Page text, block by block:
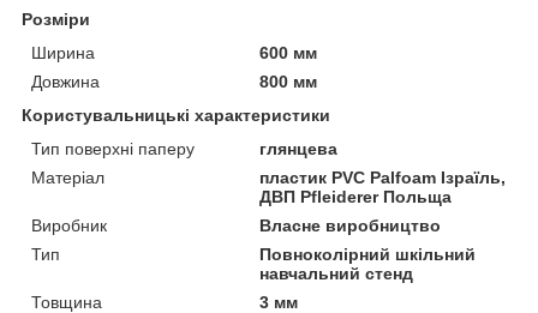
Розміри
Ширина
600 мм
Довжина
800 мм
Користувальницькі характеристики
Тип поверхні паперу
глянцева
Матеріал
пластик PVC Palfoam Ізраїль,
ДВП Pfleiderer Польща
Виробник
Власне виробництво
Тип
Повноколірний шкільний
навчальний стенд
Товщина
3 мм